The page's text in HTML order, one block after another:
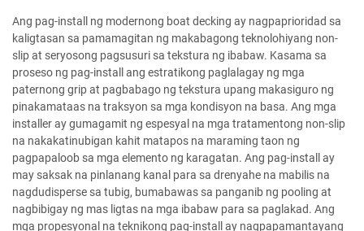
Ang pag-install ng modernong boat decking ay nagpaprioridad sa
kaligtasan sa pamamagitan ng makabagong teknolohiyang non-
slip at seryosong pagsusuri sa tekstura ng ibabaw. Kasama sa
proseso ng pag-install ang estratikong paglalagay ng mga
paternong grip at pagbabago ng tekstura upang makasiguro ng
pinakamataas na traksyon sa mga kondisyon na basa. Ang mga
installer ay gumagamit ng espesyal na mga tratamentong non-slip
na nakakatinubigan kahit matapos na maraming taon ng
pagpapaloob sa mga elemento ng karagatan. Ang pag-install ay
may saksak na pinlanang kanal para sa drenyahe na mabilis na
nagdudisperse sa tubig, bumabawas sa panganib ng pooling at
nagbibigay ng mas ligtas na mga ibabaw para sa paglakad. Ang
mga propesyonal na teknikong pag-install ay nagpapamantayang